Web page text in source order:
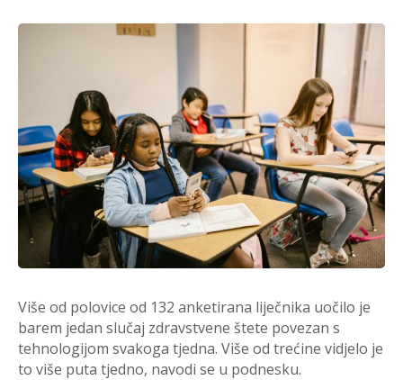
Više od polovice od 132 anketirana liječnika uočilo je
barem jedan slučaj zdravstvene štete povezan s
tehnologijom svakoga tjedna. Više od trećine vidjelo je
to više puta tjedno, navodi se u podnesku.